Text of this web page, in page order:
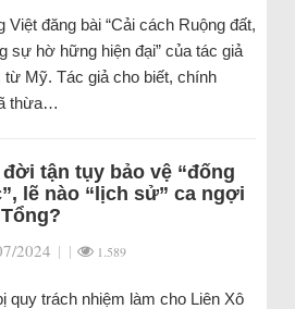
Việt đăng bài “Cải cách Ruộng đất,
sự hờ hững hiện đại” của tác giả
từ Mỹ. Tác giả cho biết, chính
thừa…
đời tận tụy bảo vệ “đống
lẽ nào “lịch sử” ca ngợi
2024 | | 1.589
quy trách nhiệm làm cho Liên Xô